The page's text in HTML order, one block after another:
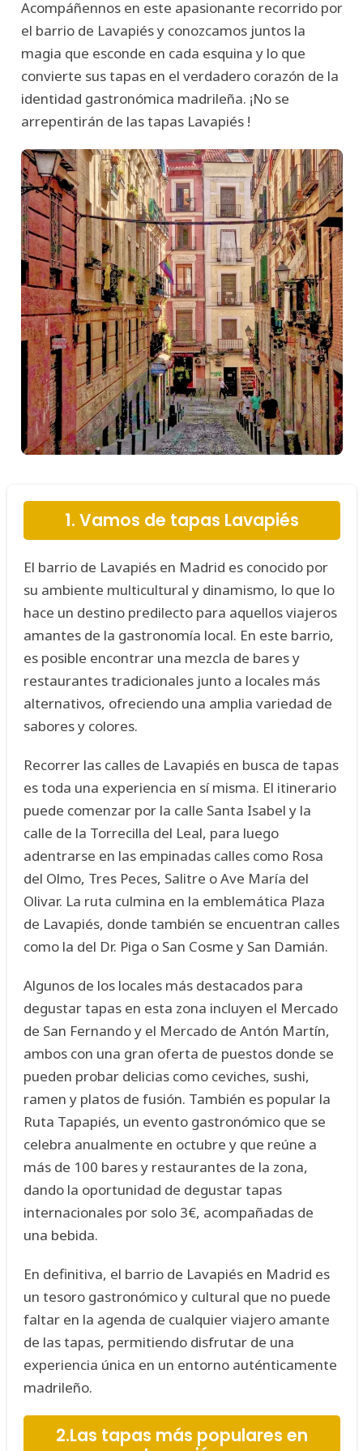
Acompáñennos en este apasionante recorrido por
el barrio de Lavapiés y conozcamos juntos la
magia que esconde en cada esquina y lo que
convierte sus tapas en el verdadero corazón de la
identidad gastronómica madrileña. ¡No se
arrepentirán de las tapas Lavapiés !
1. Vamos de tapas Lavapiés
El barrio de Lavapiés en Madrid es conocido por
su ambiente multicultural y dinamismo, lo que lo
hace un destino predilecto para aquellos viajeros
amantes de la gastronomía local. En este barrio,
es posible encontrar una mezcla de bares y
restaurantes tradicionales junto a locales más
alternativos, ofreciendo una amplia variedad de
sabores y colores.
Recorrer las calles de Lavapiés en busca de tapas
es toda una experiencia en sí misma. El itinerario
puede comenzar por la calle Santa Isabel y la
calle de la Torrecilla del Leal, para luego
adentrarse en las empinadas calles como Rosa
del Olmo, Tres Peces, Salitre o Ave María del
Olivar. La ruta culmina en la emblemática Plaza
de Lavapiés, donde también se encuentran calles
como la del Dr. Piga o San Cosme y San Damián.
Algunos de los locales más destacados para
degustar tapas en esta zona incluyen el Mercado
de San Fernando y el Mercado de Antón Martín,
ambos con una gran oferta de puestos donde se
pueden probar delicias como ceviches, sushi,
ramen y platos de fusión. También es popular la
Ruta Tapapiés, un evento gastronómico que se
celebra anualmente en octubre y que reúne a
más de 100 bares y restaurantes de la zona,
dando la oportunidad de degustar tapas
internacionales por solo 3€, acompañadas de
una bebida.
En definitiva, el barrio de Lavapiés en Madrid es
un tesoro gastronómico y cultural que no puede
faltar en la agenda de cualquier viajero amante
de las tapas, permitiendo disfrutar de una
experiencia única en un entorno auténticamente
madrileño.
2.Las tapas más populares en